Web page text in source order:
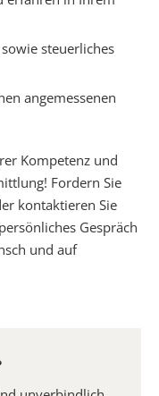
steuerliches
angemessenen
Kompetenz und
Fordern Sie
kontaktieren Sie
Gespräch
und auf